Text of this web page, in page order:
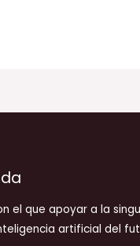
el que apoyar a la
artificial del